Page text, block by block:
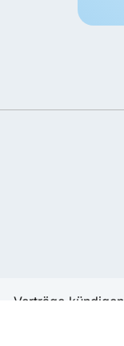
Verträge kündigen